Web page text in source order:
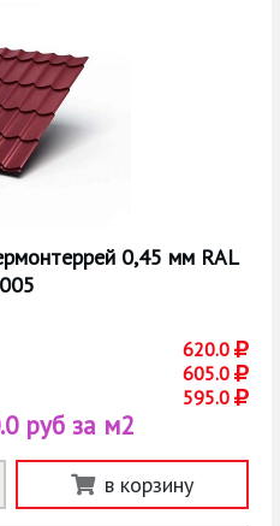
0,45 мм RAL
620.0
605.0
595.0
руб за м2
в корзину